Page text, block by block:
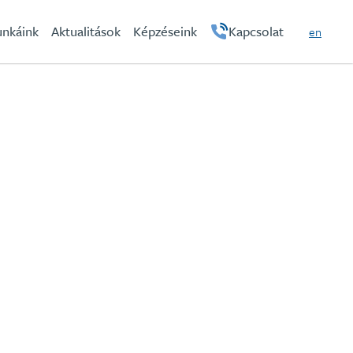
en
Kapcsolat
Képzéseink
Aktualitások
- ÖPOSZ